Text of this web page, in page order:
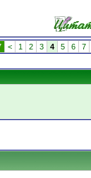
< 1 2 3 4 5 6 7